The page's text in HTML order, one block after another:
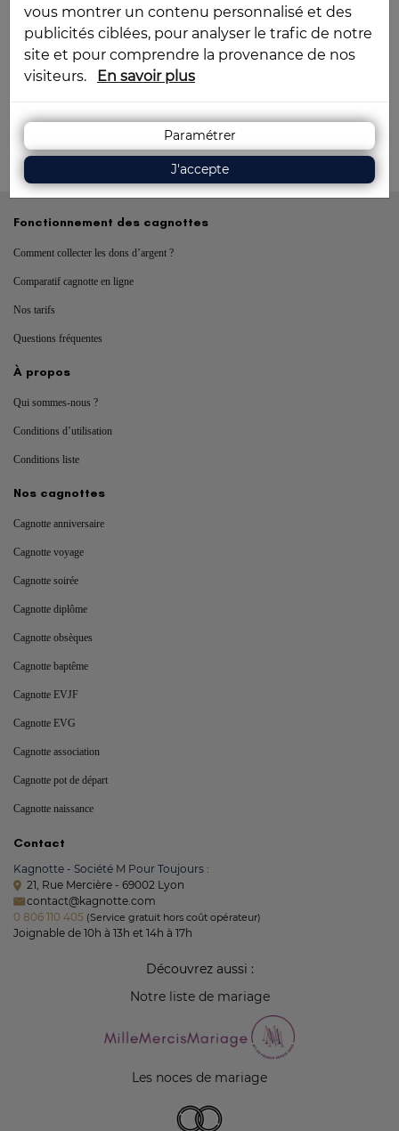
partenaires ?
Créer ma cagnotte
Vous avez déjà un compte ?
Fonctionnement des cagnottes
Comment collecter les dons d’argent ?
Comparatif cagnotte en ligne
Nos tarifs
Questions fréquentes
À propos
Qui sommes-nous ?
Conditions d’utilisation
Conditions liste
Nos cagnottes
Cagnotte anniversaire
Cagnotte voyage
Cagnotte soirée
Cagnotte diplôme
Cagnotte obsèques
Cagnotte baptême
Cagnotte EVJF
Cagnotte EVG
Cagnotte association
Cagnotte pot de départ
Cagnotte naissance
Contact
Kagnotte - Société M Pour Toujours :
21, Rue Mercière - 69002 Lyon
contact@kagnotte.com
0 806 110 405 (Service gratuit hors coût opérateur)
Joignable de 10h à 13h et 14h à 17h
Découvrez aussi :
Notre liste de mariage
Les noces de mariage
vous montrer un contenu personnalisé et des
publicités ciblées, pour analyser le trafic de notre
site et pour comprendre la provenance de nos
visiteurs.
En savoir plus
Paramétrer
J'accepte